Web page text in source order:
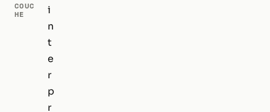
COUC
HE
i
n
t
e
r
p
r